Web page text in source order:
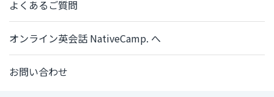
よくあるご質問
オンライン英会話 NativeCamp. へ
お問い合わせ